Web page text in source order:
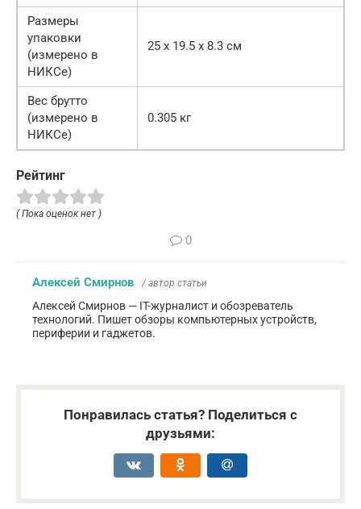
Размеры
упаковки
(измерено в
НИКСе)
25 x 19.5 x 8.3 см
Вес брутто
(измерено в
НИКСе)
0.305 кг
Рейтинг
( Пока оценок нет )
0
Алексей Смирнов / автор статьи
Алексей Смирнов — IT-журналист и обозреватель
технологий. Пишет обзоры компьютерных устройств,
периферии и гаджетов.
Понравилась статья? Поделиться с
друзьями: